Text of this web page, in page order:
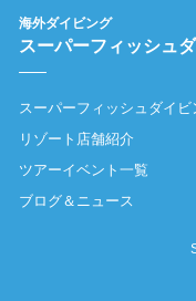
海外ダイビング
スーパーフィッシュ
スーパーフィッシュダイビ
リゾート店舗紹介
ツアーイベント一覧
ブログ＆ニュース